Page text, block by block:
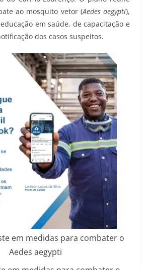
ao mosquito vetor (Aedes aegypti),
em saúde, de capacitação e
dos casos suspeitos.